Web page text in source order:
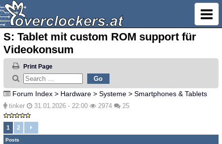
S: Tablet mit custom ROM support für
Videokonsum
Print Page
Forum Index > Hardware > Systeme > Smartphones & Tablets
tinker 31.01.2026 - 22:00 2974 25
1 2
Posts